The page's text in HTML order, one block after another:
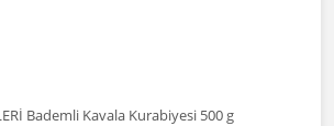
Bademli Kavala Kurabiyesi 500 g